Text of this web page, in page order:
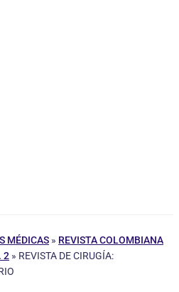
MÉDICAS » REVISTA COLOMBIANA
2 » REVISTA DE CIRUGÍA: